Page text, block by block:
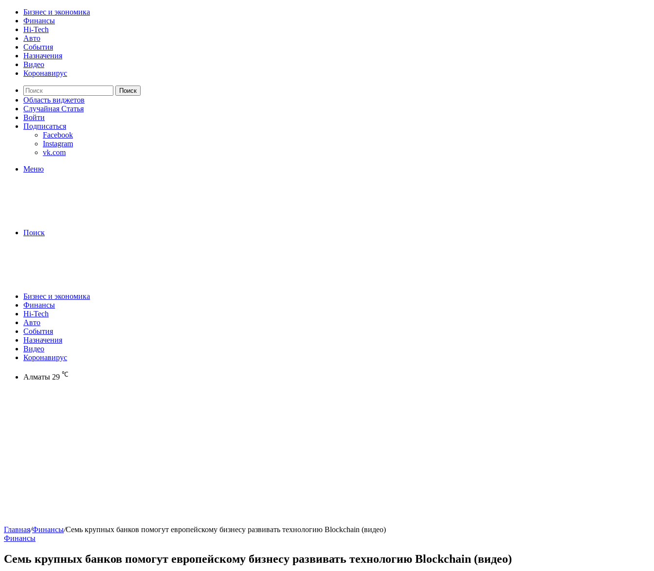
Бизнес и экономика
Финансы
Hi-Tech
Авто
События
Назначения
Видео
Коронавирус
Поиск
Область виджетов
Случайная Статья
Войти
Подписаться
Facebook
Instagram
vk.com
Меню
Поиск
Бизнес и экономика
Финансы
Hi-Tech
Авто
События
Назначения
Видео
Коронавирус
Алматы 29 ℃
Главная/Финансы/Семь крупных банков помогут европейскому бизнесу развивать технологию Blockchain (видео)
Финансы
Семь крупных банков помогут европейскому бизнесу развивать технологию Blockchain (видео)